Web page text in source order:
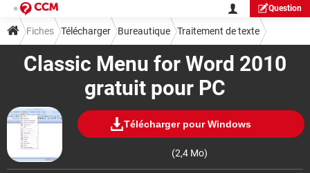
Question
Classic Menu for Word 2010
gratuit pour PC
Télécharger pour Windows
(2,4 Mo)
Fiches Télécharger Bureautique Traitement de texte